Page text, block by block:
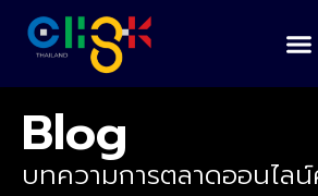
Blog
บทความการตลาดออนไ